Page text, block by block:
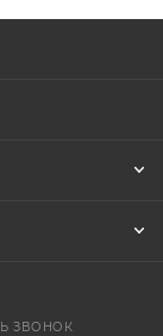
ЗВОНОК